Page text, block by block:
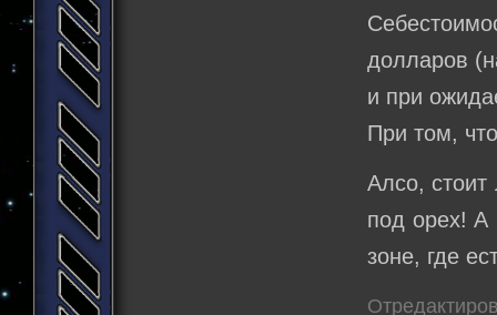
долларов
и при
При том,
Алсо,
под орех! А
зоне, где